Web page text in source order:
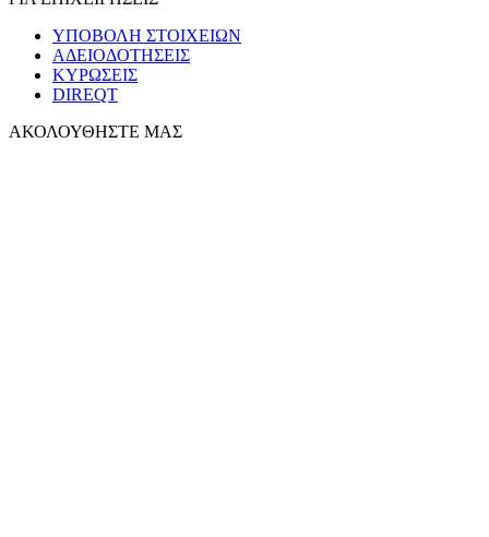
ΥΠΟΒΟΛΗ ΣΤΟΙΧΕΙΩΝ
ΑΔΕΙΟΔΟΤΗΣΕΙΣ
ΚΥΡΩΣΕΙΣ
DIREQT
ΑΚΟΛΟΥΘΗΣΤΕ ΜΑΣ